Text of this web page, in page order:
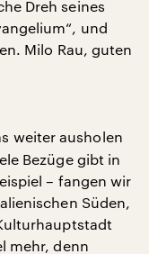
Dreh seines
und
Milo Rau, guten
weiter ausholen
Bezüge gibt in
– fangen wir
Süden,
mehr, denn